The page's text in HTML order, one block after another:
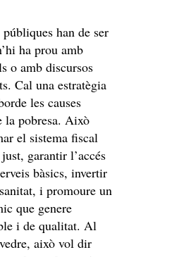
han de ser
ha prou amb
o amb discursos
Cal una estratègia
les causes
la pobresa. Això
el sistema fiscal
garantir l’accés
bàsics, invertir
i promoure un
que genere
i de qualitat. Al
això vol dir